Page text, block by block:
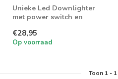
Unieke Led Downlighter
met power switch en
€28,95
Op voorraad
Toon 1- 1